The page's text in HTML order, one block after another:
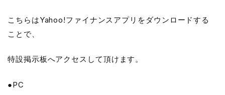
こちらはYahoo!ファイナンスアプリをダウンロードする
ことで、
特設掲示板へアクセスして頂けます。
●PC